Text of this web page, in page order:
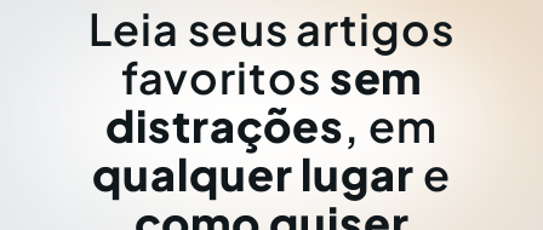
Leia seus artigos
favoritos sem
distrações, em
qualquer lugar e